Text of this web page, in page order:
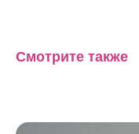
Смотрите также